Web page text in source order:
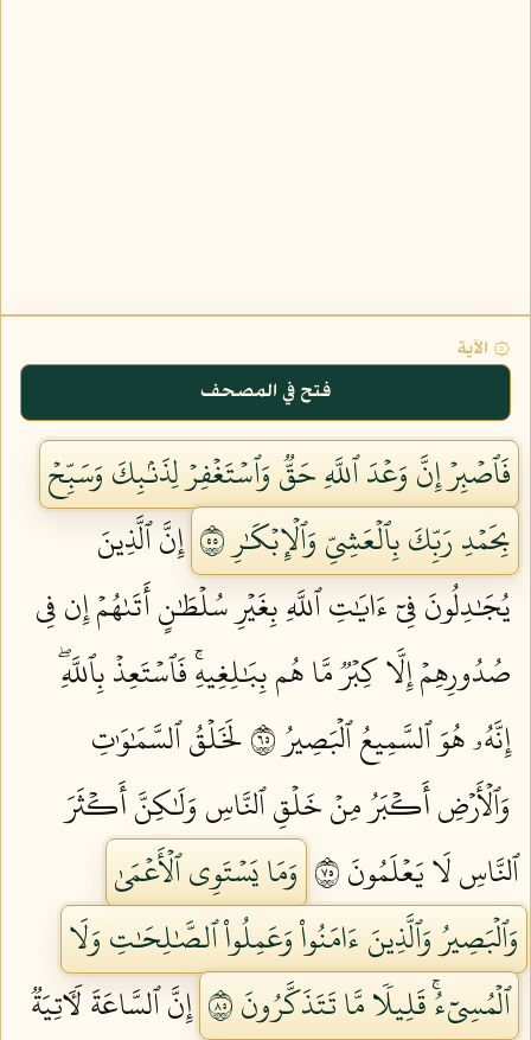
۞ الآية
فتح في المصحف
فَٱصۡبِرۡ إِنَّ وَعۡدَ ٱللَّهِ حَقّٞ وَٱسۡتَغۡفِرۡ لِذَنۢبِكَ وَسَبِّحۡ
بِحَمۡدِ رَبِّكَ بِٱلۡعَشِيِّ وَٱلۡإِبۡكَٰرِ ٥٥
إِنَّ ٱلَّذِينَ
يُجَٰدِلُونَ فِيٓ ءَايَٰتِ ٱللَّهِ بِغَيۡرِ سُلۡطَٰنٍ أَتَىٰهُمۡ إِن فِي
صُدُورِهِمۡ إِلَّا كِبۡرٞ مَّا هُم بِبَٰلِغِيهِۚ فَٱسۡتَعِذۡ بِٱللَّهِۖ
إِنَّهُۥ هُوَ ٱلسَّمِيعُ ٱلۡبَصِيرُ ٥٦
لَخَلۡقُ ٱلسَّمَٰوَٰتِ
وَٱلۡأَرۡضِ أَكۡبَرُ مِنۡ خَلۡقِ ٱلنَّاسِ وَلَٰكِنَّ أَكۡثَرَ
ٱلنَّاسِ لَا يَعۡلَمُونَ ٥٧
وَمَا يَسۡتَوِي ٱلۡأَعۡمَىٰ
وَٱلۡبَصِيرُ وَٱلَّذِينَ ءَامَنُواْ وَعَمِلُواْ ٱلصَّٰلِحَٰتِ وَلَا
ٱلۡمُسِيٓءُۚ قَلِيلٗا مَّا تَتَذَكَّرُونَ ٥٨
إِنَّ ٱلسَّاعَةَ لَأٓتِيَةٞ